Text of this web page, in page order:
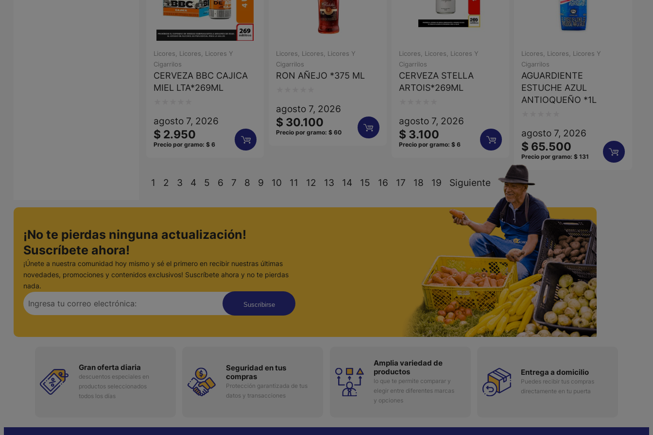
Licores Licores
Licores Y
Cigarrilos
CERVEZA BBC CAJICA
MIEL LTA*269ML
con
0
agosto 7, 2026
$ 2.950
Precio por gramo: $6
Licores Licores
Licores Y
Cigarrilos
RON AÑEJO *375 ML
con
0
agosto 7, 2026
$ 30.100
Precio por gramo:$ 60
Licores Licores
Licores Y
Cigarrilos
CERVEZA STELLA
ARTOIS*269ML
con
0
agosto 7, 2026
$ 3.100
Precio por gramo: $6
Licores Licores
Licores Y
Cigarrilos
AGUARDIENTE
ESTUCHE AZUL
ANTIOQUEÑO *1L
con
0
de
5
agosto 7, 2026
$ 65.500
Precio por gramo:$ 131
1 2 3 4 5 6 7 8 9 10 11 12 13 14 15 16 17 18 19 Siguiente
¡No te pierdas ninguna actualización!
Suscríbete ahora!
¡Únete a nuestra comunidad hoy mismo y sé el primero en recibir nuestras últimas
novedades, promociones y contenidos exclusivos! Suscríbete ahora y no te pierdas
nada.
Suscribirse
Gran oferta diaria
descuentos especiales en
productos seleccionados
todos los días
Seguridad en tus
compras
Protección garantizada de tus
datos y transacciones
Amplia variedad de
productos
lo que te permite comparar y
elegir entre diferentes marcas
y opciones
Entrega a domicilio
Puedes recibir tus compras
directamente en tu puerta